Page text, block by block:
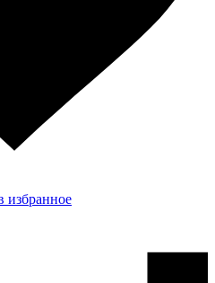
избранное